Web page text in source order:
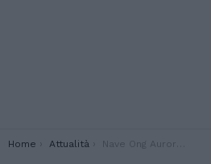
You are here:
Home Attualità Nave Ong Aurora Sar sbarca a Lampedusa: sette dispersi durante la traversata